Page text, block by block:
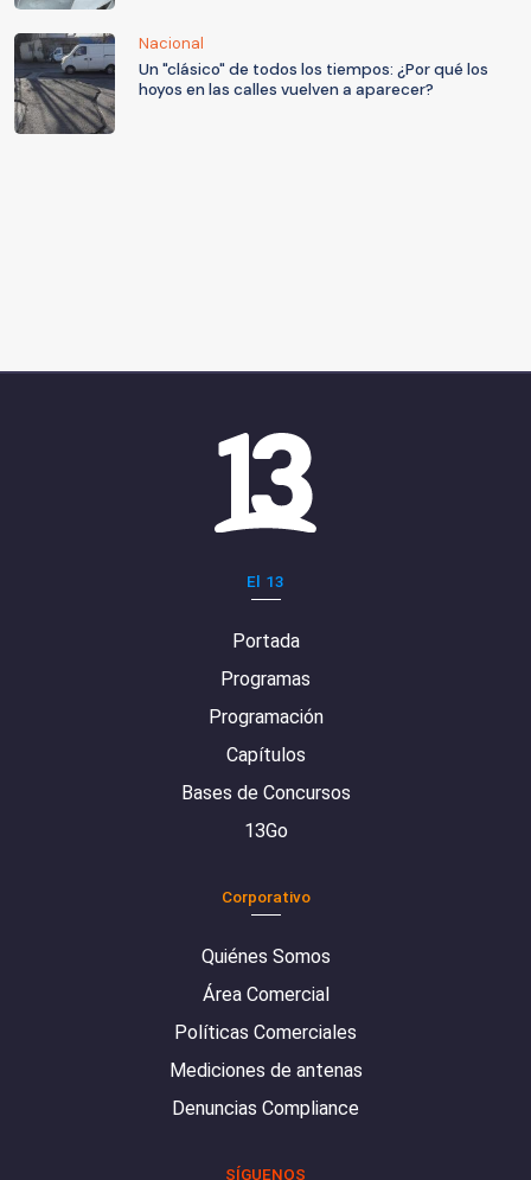
Nacional
Un "clásico" de todos los tiempos: ¿Por qué los
hoyos en las calles vuelven a aparecer?
El 13
Portada
Programas
Programación
Capítulos
Bases de Concursos
13Go
Corporativo
Quiénes Somos
Área Comercial
Políticas Comerciales
Mediciones de antenas
Denuncias Compliance
SÍGUENOS